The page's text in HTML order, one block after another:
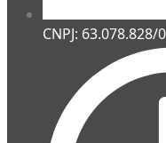
CNPJ: 63.078.828/